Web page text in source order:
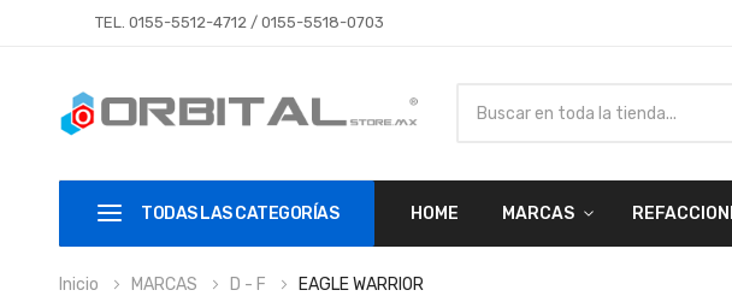
TEL. 0155-5512-4712/ 0155-5518-0703
TODAS LAS CATEGORÍAS HOME MARCAS
Inicio MARCAS D - F EAGLE WARRIOR